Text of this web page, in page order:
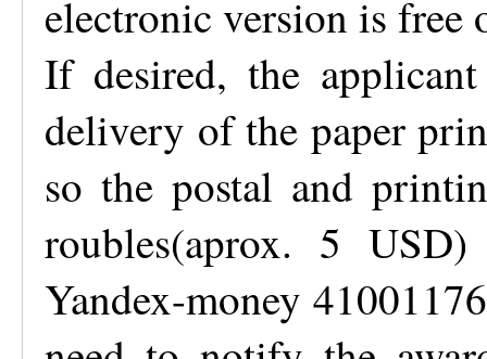
electronic version is free
If desired, the
delivery of the paper
so the postal and
roubles(aprox. 5
Yandex-money